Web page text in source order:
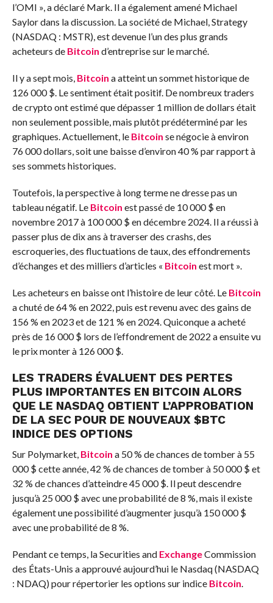
l’OMI », a déclaré Mark. Il a également amené Michael
Saylor dans la discussion. La société de Michael, Strategy
(NASDAQ : MSTR), est devenue l’un des plus grands
acheteurs de Bitcoin d’entreprise sur le marché.
Il y a sept mois, Bitcoin a atteint un sommet historique de
126 000 $. Le sentiment était positif. De nombreux traders
de crypto ont estimé que dépasser 1 million de dollars était
non seulement possible, mais plutôt prédéterminé par les
graphiques. Actuellement, le Bitcoin se négocie à environ
76 000 dollars, soit une baisse d’environ 40 % par rapport à
ses sommets historiques.
Toutefois, la perspective à long terme ne dresse pas un
tableau négatif. Le Bitcoin est passé de 10 000 $ en
novembre 2017 à 100 000 $ en décembre 2024. Il a réussi à
passer plus de dix ans à traverser des crashs, des
escroqueries, des fluctuations de taux, des effondrements
d’échanges et des milliers d’articles « Bitcoin est mort ».
Les acheteurs en baisse ont l’histoire de leur côté. Le Bitcoin
a chuté de 64 % en 2022, puis est revenu avec des gains de
156 % en 2023 et de 121 % en 2024. Quiconque a acheté
près de 16 000 $ lors de l’effondrement de 2022 a ensuite vu
le prix monter à 126 000 $.
LES TRADERS ÉVALUENT DES PERTES
PLUS IMPORTANTES EN BITCOIN ALORS
QUE LE NASDAQ OBTIENT L’APPROBATION
DE LA SEC POUR DE NOUVEAUX $BTC
INDICE DES OPTIONS
Sur Polymarket, Bitcoin a 50 % de chances de tomber à 55
000 $ cette année, 42 % de chances de tomber à 50 000 $ et
32 ​​% de chances d’atteindre 45 000 $. Il peut descendre
jusqu’à 25 000 $ avec une probabilité de 8 %, mais il existe
également une possibilité d’augmenter jusqu’à 150 000 $
avec une probabilité de 8 %.
Pendant ce temps, la Securities and ExchangeCommission
des États-Unis a approuvé aujourd’hui le Nasdaq (NASDAQ
: NDAQ) pour répertorier les options sur indice Bitcoin.